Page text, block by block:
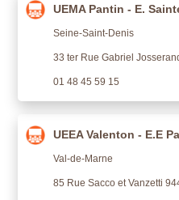
UEMA Pantin - E.
Seine-Saint-Denis
33 ter Rue Gabriel
01 48 45 59 15
UEEA Valenton - E.E
Val-de-Marne
85 Rue Sacco et Vanzetti